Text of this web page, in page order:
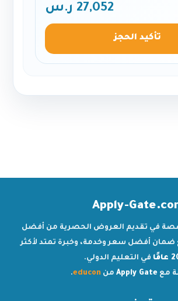
27,052 ر.س
تأكيد الحجز
Apply-
في تقديم العروض الحصرية من أفضل
ضمان أفضل سعر وخدمة، وخبرة تمتد لأكثر
في التعليم الدولي.
مع Apply Gate من educon
.